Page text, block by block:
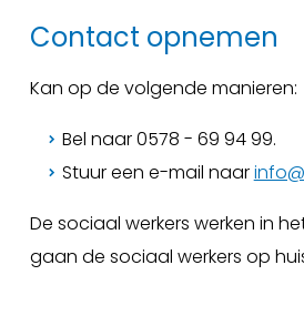
Contact opnemen
Kan op de volgende manieren:
Bel naar 0578 - 69 94 99.
Stuur een e-mail naar
De sociaal werkers werken in
gaan de sociaal werkers op